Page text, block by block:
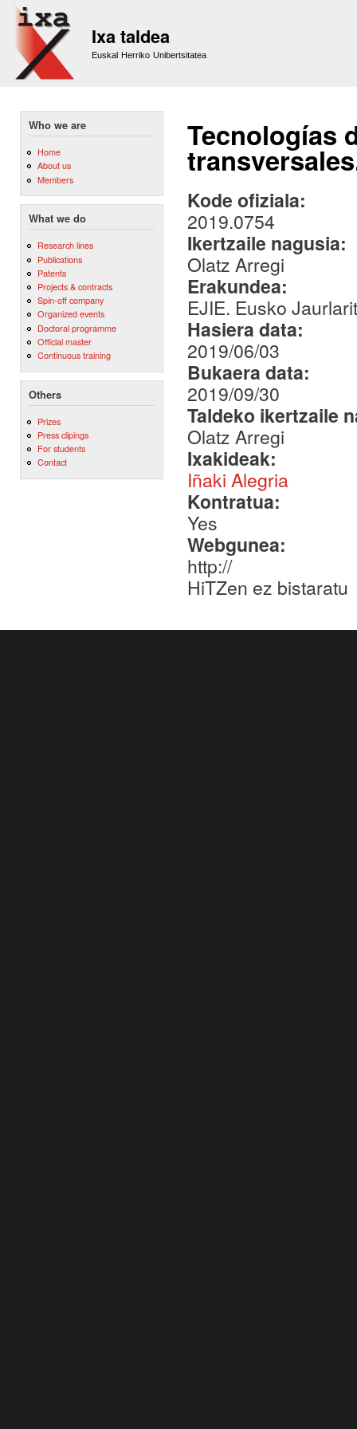
Ixa taldea
Euskal Herriko Unibertsitatea
Who we are
Home
About us
Members
What we do
Research lines
Publications
Patents
Projects & contracts
Spin-off company
Organized events
Doctoral programme
Official master
Continuous training
Others
Prizes
Press clipings
For students
Contact
Tecnologías
Kode ofiziala:
2019.0754
Ikertzaile nagusia:
Olatz Arregi
Erakundea:
EJIE. Eusko
Hasiera data:
2019/06/03
Bukaera data:
2019/09/30
Taldeko ikertzaile
Olatz Arregi
Ixakideak:
Iñaki Alegria
Kontratua:
Yes
Webgunea:
http://
HiTZen ez bistaratu